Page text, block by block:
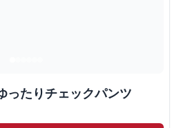
ったりチェックパンツ